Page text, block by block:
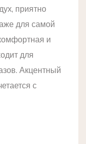
приятно
для самой
и
для
Акцентный
с